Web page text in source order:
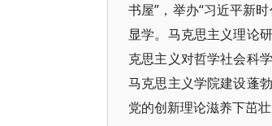
书屋”，举办“习近平新
显学。马克思主义理论
克思主义对哲学社会科
马克思主义学院建设蓬
党的创新理论滋养下茁壮